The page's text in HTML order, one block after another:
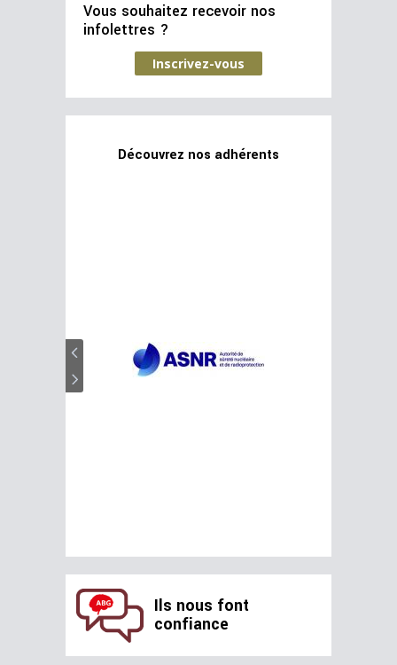
Vous souhaitez recevoir nos
infolettres ?
Inscrivez-vous
Découvrez nos adhérents
Ils nous font
confiance